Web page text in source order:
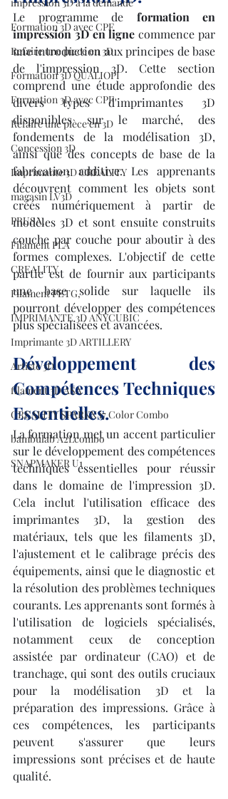
Formation 3D avec CPF
Refaire une piece en 3D
Formation 3D QUALIOPI
Formation 3D avec CPF
Refaire une pièce en 3D
Concession 3D
Imprimante 3D CREALITY
magasin LV3D
PRUSA,
Filament PLA
CREALITY
Filament PETG,
IMPRIMANTE 3D ANYCUBIC
Imprimante 3D ARTILLERY
Artiste 3D
filament 3D ASA
CREALITY SPARKX i7 Color Combo
bambulab A2Lcombo
SNAPMAKER U1
Le programme de formation en
impression 3D en ligne commence par
une introduction aux principes de base
de l'impression 3D. Cette section
comprend une étude approfondie des
divers types d'imprimantes 3D
disponibles sur le marché, des
fondements de la modélisation 3D,
ainsi que des concepts de base de la
fabrication additive. Les apprenants
découvrent comment les objets sont
créés numériquement à partir de
modèles 3D et sont ensuite construits
couche par couche pour aboutir à des
formes complexes. L'objectif de cette
partie est de fournir aux participants
une base solide sur laquelle ils
pourront développer des compétences
plus spécialisées et avancées.
Développement des
Compétences Techniques
Essentielles.
La formation met un accent particulier
sur le développement des compétences
techniques essentielles pour réussir
dans le domaine de l'impression 3D.
Cela inclut l'utilisation efficace des
imprimantes 3D, la gestion des
matériaux, tels que les filaments 3D,
l'ajustement et le calibrage précis des
équipements, ainsi que le diagnostic et
la résolution des problèmes techniques
courants. Les apprenants sont formés à
l'utilisation de logiciels spécialisés,
notamment ceux de conception
assistée par ordinateur (CAO) et de
tranchage, qui sont des outils cruciaux
pour la modélisation 3D et la
préparation des impressions. Grâce à
ces compétences, les participants
peuvent s'assurer que leurs
impressions sont précises et de haute
qualité.